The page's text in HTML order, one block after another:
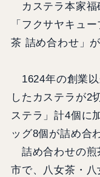
カステラ本家福
「フクサヤキュ
茶 詰め合わせ」
1624年の創業以
したカステラが2
ステラ」計4個に
ッグ8個が詰め合
詰め合わせの煎
市で、八女茶・